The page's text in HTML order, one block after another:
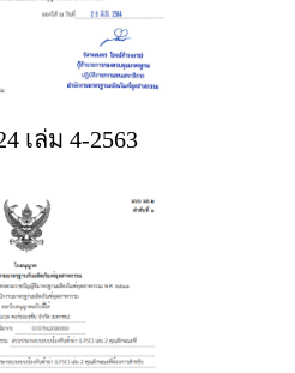
เล่ม 4-2563